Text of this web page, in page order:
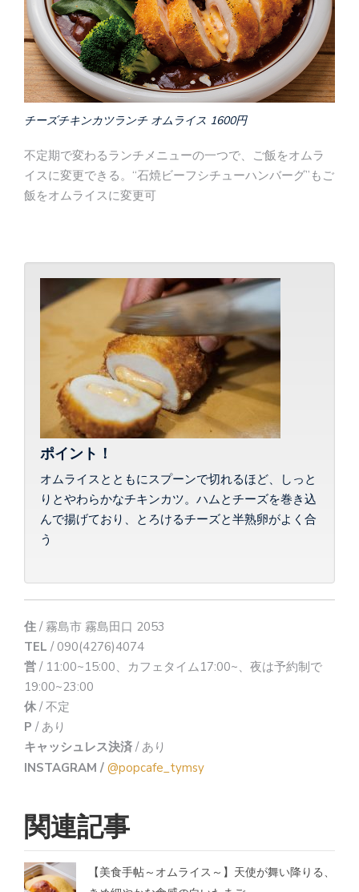
チーズチキンカツランチ オムライス 1600円
不定期で変わるランチメニューの一つで、ご飯をオムラ
イスに変更できる。“石焼ビーフシチューハンバーグ”もご
飯をオムライスに変更可
ポイント！
オムライスとともにスプーンで切れるほど、しっと
りとやわらかなチキンカツ。ハムとチーズを巻き込
んで揚げており、とろけるチーズと半熟卵がよく合
う
住 / 霧島市 霧島田口 2053
TEL / 090(4276)4074
営 / 11:00~15:00、カフェタイム17:00~、夜は予約制で
19:00~23:00
休 / 不定
P / あり
キャッシュレス決済 / あり
INSTAGRAM / @popcafe_tymsy
関連記事
【美食手帖～オムライス～】天使が舞い降りる、